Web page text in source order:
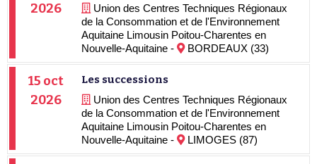
2026
Union des Centres Techniques Régionaux
de la Consommation et de l'Environnement
Aquitaine Limousin Poitou-Charentes en
Nouvelle-Aquitaine -
BORDEAUX (33)
15 oct
2026
Les successions
Union des Centres Techniques Régionaux
de la Consommation et de l'Environnement
Aquitaine Limousin Poitou-Charentes en
Nouvelle-Aquitaine -
LIMOGES (87)